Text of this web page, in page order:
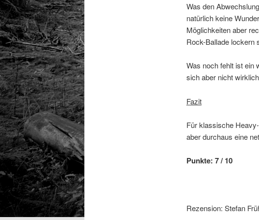
Was den
natürlich keine
Möglichkeiten aber
Rock-Ballade lockern
Was noch fehlt ist ein
sich aber nicht
Fazit
Für klassische
aber durchaus eine
Punkte: 7 / 10
Rezension: Stefan